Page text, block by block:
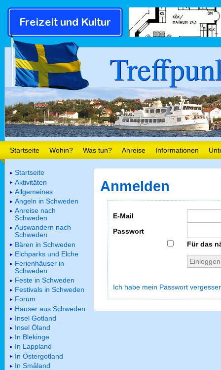
Startseite Wohin? Was tun? Anreise Informationen
Anmelden
E-Mail
Passwort
Für das
Ich habe mein Passwort
Startseite
Aktivitäten
Allgemeines
Angeln in Schweden
Anreise nach
Schweden
Auswandern nach
Schweden
Bären in Schweden
Elchparks und Elche
Ferienhäuser in
Schweden
Feste in Schweden
Festivals in Schweden
Forum
Häuser aus Schweden
Insel Gotland
Insel Öland
In Blekinge
In Lappland
In Östergotland
In Småland